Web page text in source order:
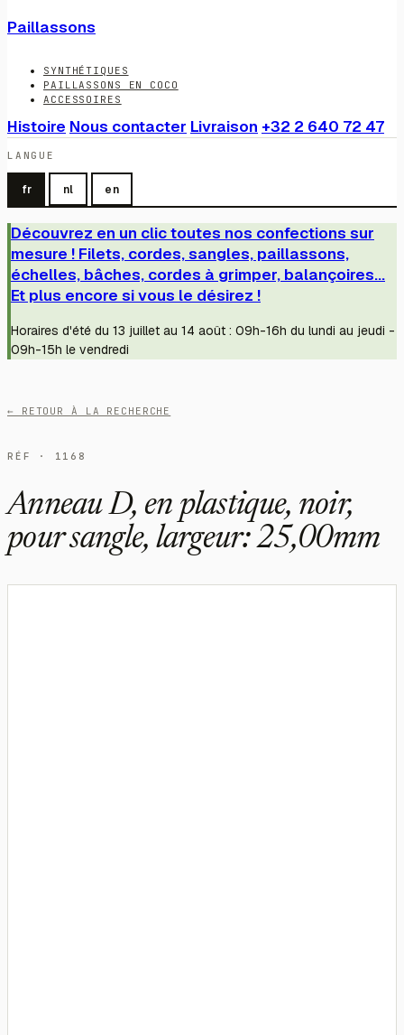
Paillassons
SYNTHÉTIQUES
PAILLASSONS EN COCO
ACCESSOIRES
Histoire Nous contacter Livraison +32 2 640 72 47
LANGUE
fr nl en
Découvrez en un clic toutes nos confections sur
mesure ! Filets, cordes, sangles, paillassons,
échelles, bâches, cordes à grimper, balançoires...
Et plus encore si vous le désirez !
Horaires d'été du 13 juillet au 14 août : 09h-16h du lundi au jeudi -
09h-15h le vendredi
← RETOUR À LA RECHERCHE
RÉF · 1168
Anneau D, en plastique, noir,
pour sangle, largeur: 25,00mm